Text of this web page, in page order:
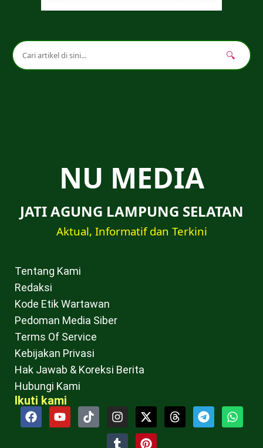
🔍
NU MEDIA
JATI AGUNG LAMPUNG SELATAN
Aktual, Informatif dan Terkini
Tentang Kami
Redaksi
Kode Etik Wartawan
Pedoman Media Siber
Terms Of Service
Kebijakan Privasi
Hak Jawab & Koreksi Berita
Hubungi Kami
Ikuti kami